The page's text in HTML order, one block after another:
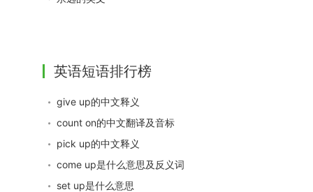
英语短语排行榜
give up的中文释义
count on的中文翻译及音标
pick up的中文释义
come up是什么意思及反义词
set up是什么意思